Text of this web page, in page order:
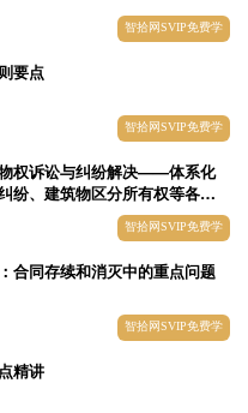
智拾网SVIP免费学
要点
智拾网SVIP免费学
物权诉讼与纠纷解决——体系化
纷、建筑物区分所有权等各类
智拾网SVIP免费学
合同存续和消灭中的重点问题
智拾网SVIP免费学
精讲